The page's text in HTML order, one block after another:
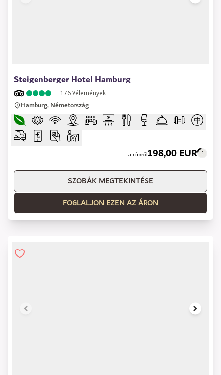
Steigenberger Hotel Hamburg
176Vélemények
Hamburg, Németország
a címről198,00 EUR
SZOBÁK MEGTEKINTÉSE
FOGLALJON EZEN AZ ÁRON